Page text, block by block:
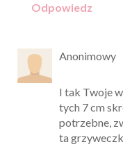
Odpowiedz
Anonimowy
I tak Twoje
tych 7 cm
potrzebne,
ta